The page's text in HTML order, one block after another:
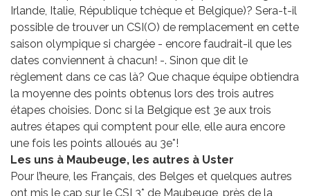
Irlande, Italie, République tchèque et Belgique)? Sera-t-il
possible de trouver un CSI(O) de remplacement en cette
saison olympique si chargée - encore faudrait-il que les
dates conviennent à chacun! -. Sinon que dit le
règlement dans ce cas là? Que chaque équipe obtiendra
la moyenne des points obtenus lors des trois autres
étapes choisies. Donc si la Belgique est 3e aux trois
autres étapes qui comptent pour elle, elle aura encore
une fois les points alloués au 3e*!
Les uns à Maubeuge, les autres à Uster
Pour l’heure, les Français, des Belges et quelques autres
ont mis le cap sur le CSI 3* de Maubeuge, près de la